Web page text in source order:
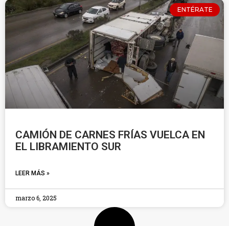
ENTÉRATE
CAMIÓN DE CARNES FRÍAS VUELCA EN
EL LIBRAMIENTO SUR
LEER MÁS »
marzo 6, 2025